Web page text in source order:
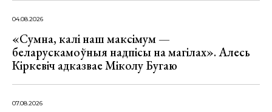
04.08.2026
«Сумна, калі наш максімум —
беларускамоўныя надпісы на магілах». Алесь
Кіркевіч адказвае Міколу Бугаю
07.08.2026